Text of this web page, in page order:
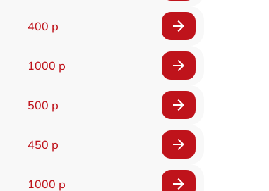
400 р
1000 р
500 р
450 р
1000 р